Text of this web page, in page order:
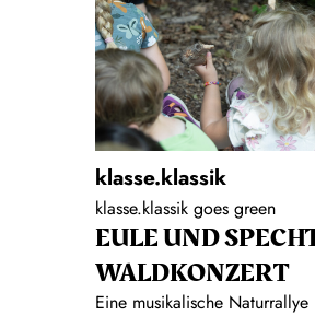
klasse.klassik
klasse.klassik goes green
EULE UND
WALDKONZERT
Eine musikalische Naturrallye